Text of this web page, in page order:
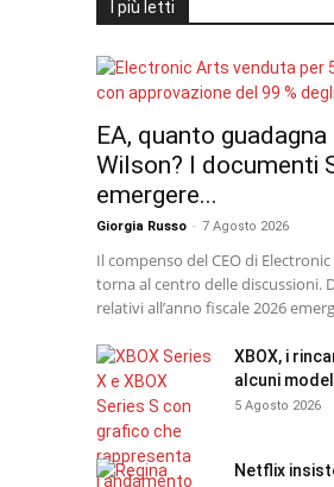
I più letti
EA, quanto
Wilson? I documenti
emergere...
Giorgia Russo - 7 Agosto 2026
Il compenso del CEO di
torna al centro delle discussioni.
relativi all’anno fiscale 2026
XBOX, i
alcuni
5 Agosto 2026
Netflix